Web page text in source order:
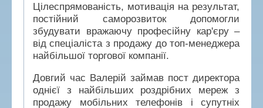
Цілеспрямованість, мотивація на результат,
постійний саморозвиток допомогли
збудувати вражаючу професійну кар'єру –
від спеціаліста з продажу до топ-менеджера
найбільшої торгової компанії.
Довгий час Валерій займав пост директора
однієї з найбільших роздрібних мереж з
продажу мобільних телефонів і супутніх